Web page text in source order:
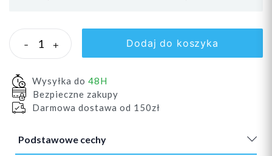
- + Dodaj do koszyka
Wysyłka do 48H
Bezpieczne zakupy
Darmowa dostawa od 150zł
Podstawowe cechy